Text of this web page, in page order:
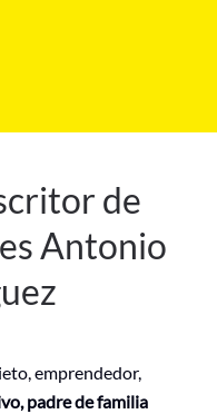
de
Antonio
emprendedor,
padre de familia